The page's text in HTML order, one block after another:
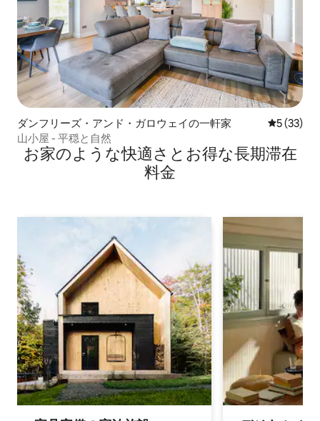
ダンフリーズ・アンド・ガロウェイの一軒家 レビュー
5 (33)
山小屋 - 平穏と自然
お家のような快⁠適⁠さ⁠とお⁠得⁠な長⁠期⁠滞⁠在
料⁠金